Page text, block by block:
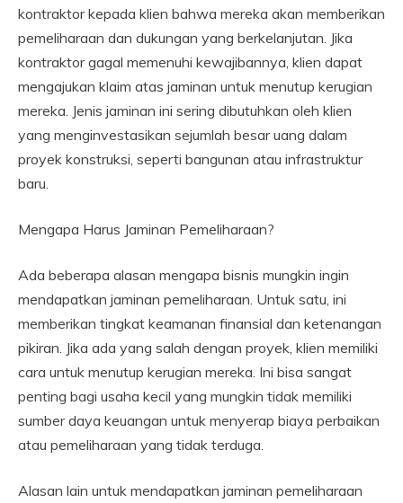
kontraktor kepada klien bahwa mereka akan memberikan
pemeliharaan dan dukungan yang berkelanjutan. Jika
kontraktor gagal memenuhi kewajibannya, klien dapat
mengajukan klaim atas jaminan untuk menutup kerugian
mereka. Jenis jaminan ini sering dibutuhkan oleh klien
yang menginvestasikan sejumlah besar uang dalam
proyek konstruksi, seperti bangunan atau infrastruktur
baru.
Mengapa Harus Jaminan Pemeliharaan?
Ada beberapa alasan mengapa bisnis mungkin ingin
mendapatkan jaminan pemeliharaan. Untuk satu, ini
memberikan tingkat keamanan finansial dan ketenangan
pikiran. Jika ada yang salah dengan proyek, klien memiliki
cara untuk menutup kerugian mereka. Ini bisa sangat
penting bagi usaha kecil yang mungkin tidak memiliki
sumber daya keuangan untuk menyerap biaya perbaikan
atau pemeliharaan yang tidak terduga.
Alasan lain untuk mendapatkan jaminan pemeliharaan